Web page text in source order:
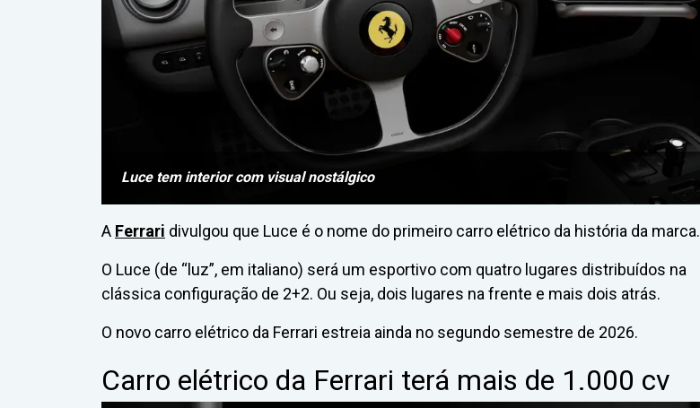
Luce tem interior com visual nostálgico
A Ferrari divulgou que Luce é o nome do primeiro carro elétrico da história da marca.
O Luce (de “luz”, em italiano) será um esportivo com quatro lugares distribuídos na
clássica configuração de 2+2. Ou seja, dois lugares na frente e mais dois atrás.
O novo carro elétrico da Ferrari estreia ainda no segundo semestre de 2026.
Carro elétrico da Ferrari terá mais de 1.000 cv